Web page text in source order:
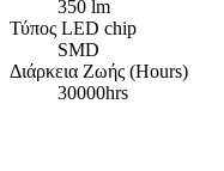
350 lm
Τύπος LED chip
SMD
Διάρκεια Ζωής (Hours)
30000hrs